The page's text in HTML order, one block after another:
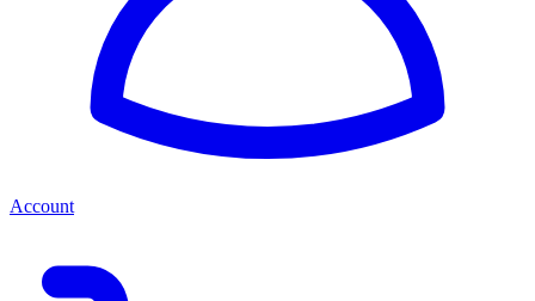
Account